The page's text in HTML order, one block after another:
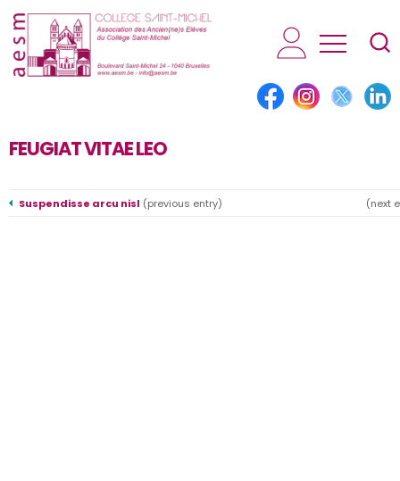
AESM...
FEUGIAT VITAE LEO
Suspendisse arcu nisl (previous entry) (next